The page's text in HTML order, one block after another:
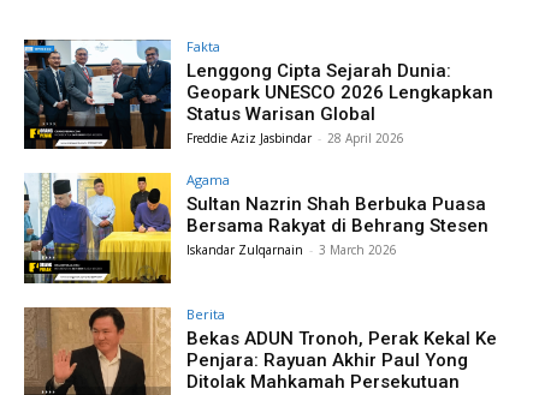
Fakta
Lenggong Cipta Sejarah Dunia:
Geopark UNESCO 2026 Lengkapkan
Status Warisan Global
Freddie Aziz Jasbindar - 28 April 2026
Agama
Sultan Nazrin Shah Berbuka Puasa
Bersama Rakyat di Behrang Stesen
Iskandar Zulqarnain - 3 March 2026
Berita
Bekas ADUN Tronoh, Perak Kekal Ke
Penjara: Rayuan Akhir Paul Yong
Ditolak Mahkamah Persekutuan